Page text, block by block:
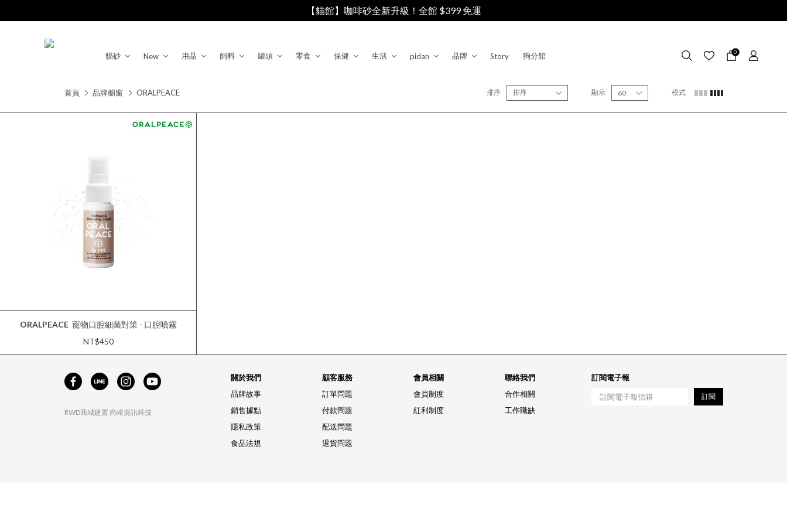
【貓館】咖啡砂全新升級！全館 $399 免運
0
貓砂 New 用品 飼料 罐頭 零食 保健 生活 pidan 品牌 Story 狗分館
首頁 品牌櫥窗 ORALPEACE 排序 排序 顯示 60 模式
ORALPEACE 寵物口腔細菌對策 - 口腔噴霧
NT$450
RWD商城建置 尚峪資訊科技
關於我們
品牌故事
銷售據點
隱私政策
食品法規
顧客服務
訂單問題
付款問題
配送問題
退貨問題
會員相關
會員制度
紅利制度
聯絡我們
合作相關
工作職缺
訂閱電子報
訂閱